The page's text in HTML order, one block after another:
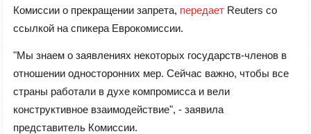
Комиссии о прекращении запрета, передает Reuters со
ссылкой на спикера Еврокомиссии.
"Мы знаем о заявлениях некоторых государств-членов в
отношении односторонних мер. Сейчас важно, чтобы все
страны работали в духе компромисса и вели
конструктивное взаимодействие", - заявила
представитель Комиссии.